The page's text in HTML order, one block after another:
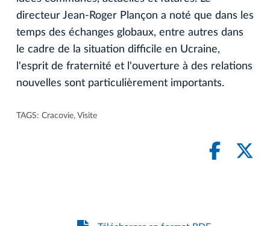
directeur Jean-Roger Plançon a noté que dans les
temps des échanges globaux, entre autres dans
le cadre de la situation difficile en Ucraine,
l'esprit de fraternité et l'ouverture à des relations
nouvelles sont particulièrement importants.
TAGS: Cracovie, Visite